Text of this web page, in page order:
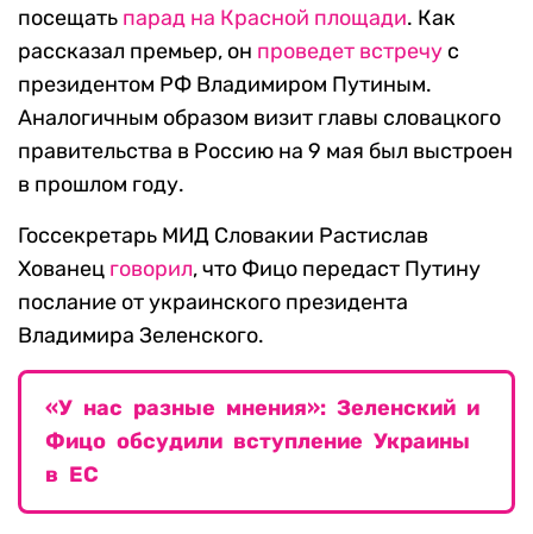
посещать парад на Красной площади. Как
рассказал премьер, он проведет встречу с
президентом РФ Владимиром Путиным.
Аналогичным образом визит главы словацкого
правительства в Россию на 9 мая был выстроен
в прошлом году.
Госсекретарь МИД Словакии Растислав
Хованец говорил, что Фицо передаст Путину
послание от украинского президента
Владимира Зеленского.
«У нас разные мнения»: Зеленский и
Фицо обсудили вступление Украины
в ЕС